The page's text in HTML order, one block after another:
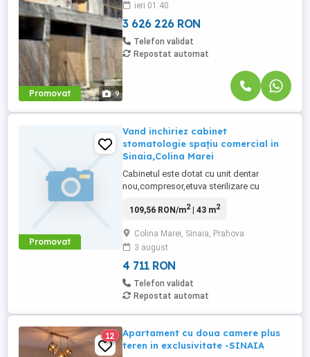
Promovat 9
utilitatile, electricitate, puterea electrica
este marita la ...
ieri 01:40
3 626 226 RON
Telefon validat
Repostat automat
Promovat
Vand inchiriez cabinet
stomatologie spațiu comercial in
Sinaia,Colina Marei
Cabinetul este dotat cu unit dentar
nou,compresor,etuva sterilizare cu
birou. Este situat la parter,cu vedere
109,56 RON/m2| 43 m2
Colina Marei, Sinaia, Prahova
3 august
4 711 RON
Telefon validat
Repostat automat
12
Apartament cu doua camere plus
teren in exclusivitate -SINAIA